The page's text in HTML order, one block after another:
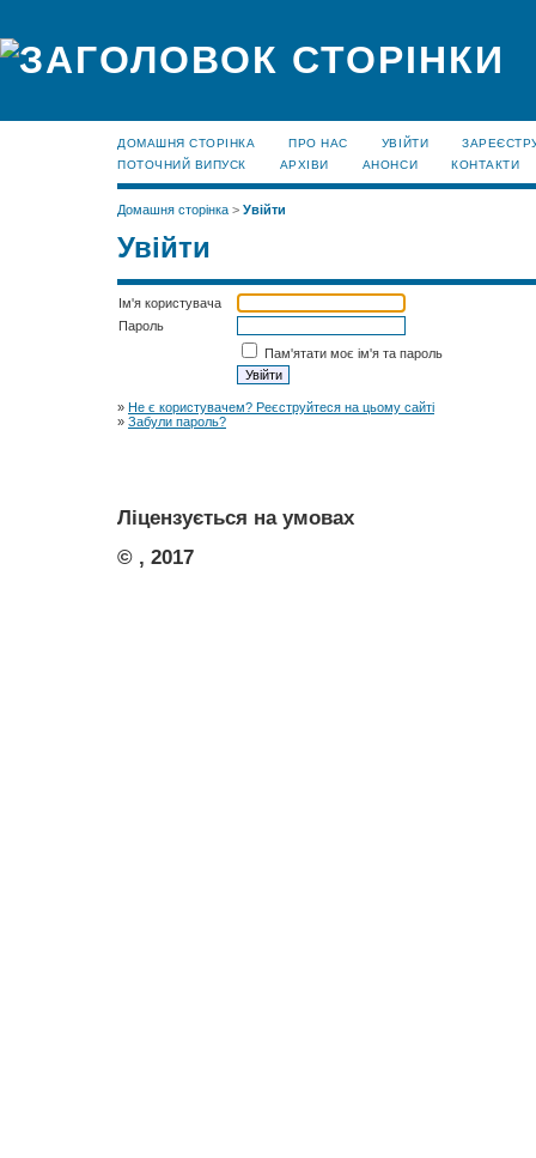
ДОМАШНЯ СТОРІНКА ПРО НАС УВІЙТИ
ПОТОЧНИЙ ВИПУСК
АРХІВИ АНОНСИ КОНТАКТИ
Домашня сторінка > Увійти
Увійти
Ім'я користувача
Пароль
Пам'ятати моє ім'я та пароль
» Не є користувачем? Реєструйтеся на цьому сайті
» Забули пароль?
Ліцензується на умовах
© , 2017